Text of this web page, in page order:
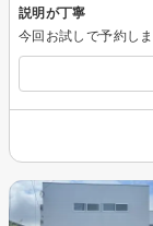
説明が丁寧